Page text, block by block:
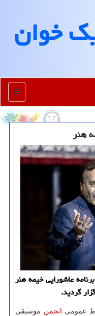
خوان
منو
هنر
عاشورایی خیمه هنر
عمومی انجمن موسیقی